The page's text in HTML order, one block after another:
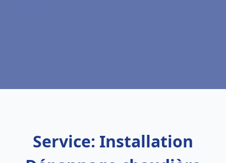
Service: Installation